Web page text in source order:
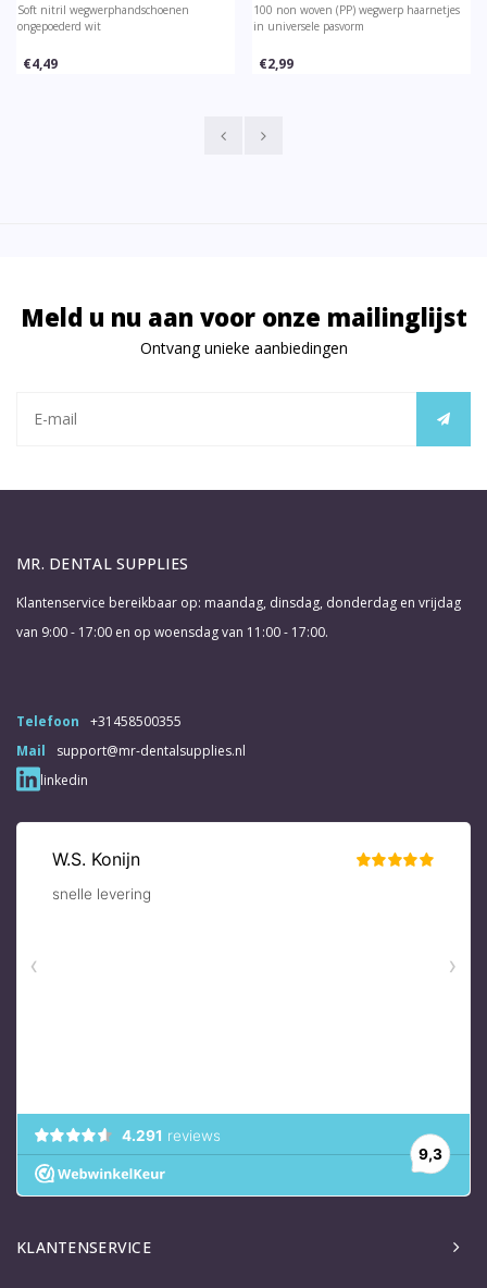
wit
100 non woven (PP) wegwerp haarnetjes
in universele pasvorm
2 Laags
Meld u nu aan voor onze mailinglijst
Ontvang unieke aanbiedingen
MR. DENTAL SUPPLIES
Klantenservice bereikbaar op: maandag, dinsdag, donderdag en vrijdag
van 9:00 - 17:00 en op woensdag van 11:00 - 17:00.
Telefoon
+31458500355
Mail
support@mr-dentalsupplies.nl
linkedin
KLANTENSERVICE